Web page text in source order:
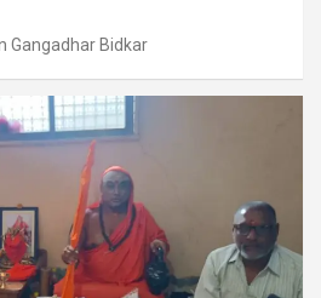
Gangadhar Bidkar